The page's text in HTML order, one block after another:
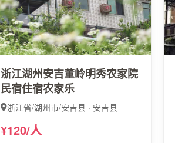
浙江湖州安吉董岭明秀农家院
民宿住宿农家乐
浙江省/湖州市/安吉县 · 安吉县
¥120/人